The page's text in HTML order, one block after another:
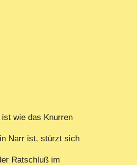
wie das Knurren
Narr ist, stürzt sich
Ratschluß im